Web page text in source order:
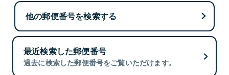
他の郵便番号を検索する
最近検索した郵便番号
過去に検索した郵便番号をご覧いただけます。